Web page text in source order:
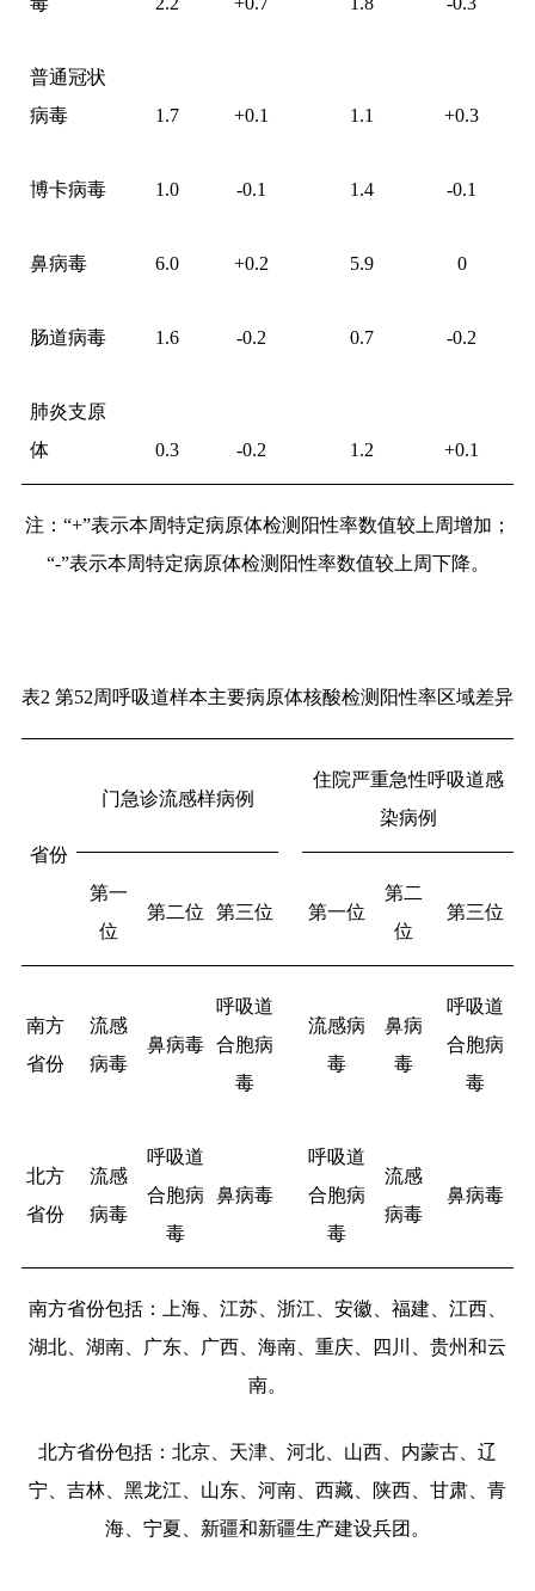
普通冠状
病毒
1.7 +0.1 1.1 +0.3
博卡病毒 1 .0 -0.1 1.4 -0.1
鼻病毒 6.0 +0.2 5.9 0
肠道病毒 1.6 -0.2 0.7 -0.2
肺炎支原
体
0.3 -0.2 1.2 +0.1
注： “+”表示本周特定病原体检测阳性率数值较上周增加；
“-”表示本周特定病原体检测阳性率数值较上周下降。
表2 第52周呼吸道样本主要病原体核酸检测阳性率区域差异
省份
门急诊流感样病例
住院严重急性呼吸道感
染病例
第一
位
第二位 第三位 第一位
第二
位
第三位
南方
省份
流感
病毒
鼻病毒
呼吸道
合胞病
毒
流感病
毒
鼻病
毒
呼吸道
合胞病
毒
北方
省份
流感
病毒
呼吸道
合胞病
毒
鼻病毒
呼吸道
合胞病
毒
流感
病毒
鼻病毒
南方省份包括：上海、江苏、浙江、安徽、福建、江西、
湖北、湖南、广东、广西、海南、重庆、四川、贵州和云
南。
北方省份包括：北京、天津、河北、山西、内蒙古、辽
宁、吉林、黑龙江、山东、河南、西藏、陕西、甘肃、青
海、宁夏、新疆和新疆生产建设兵团 。